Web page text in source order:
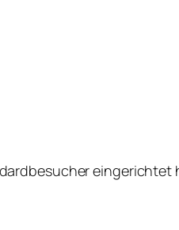
eingerichtet